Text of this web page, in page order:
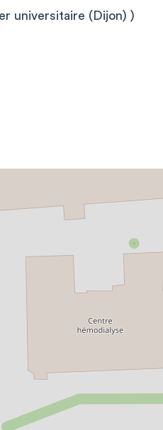
universitaire (Dijon) )